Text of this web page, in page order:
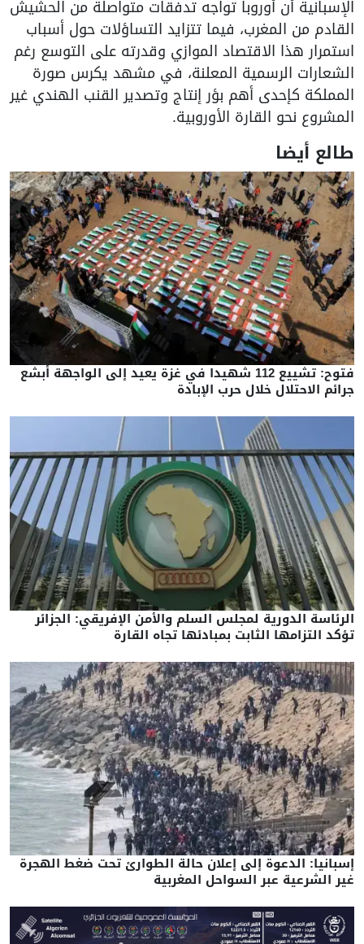
الإسبانية أن أوروبا تواجه تدفقات متواصلة من الحشيش
القادم من المغرب، فيما تتزايد التساؤلات حول أسباب
استمرار هذا الاقتصاد الموازي وقدرته على التوسع رغم
الشعارات الرسمية المعلنة، في مشهد يكرس صورة
المملكة كإحدى أهم بؤر إنتاج وتصدير القنب الهندي غير
المشروع نحو القارة الأوروبية.
طالع أيضا
فتوح: تشييع 112 شهيدا في غزة يعيد إلى الواجهة أبشع
جرائم الاحتلال خلال حرب الإبادة
الرئاسة الدورية لمجلس السلم والأمن الإفريقي: الجزائر
تؤكد التزامها الثابت بمبادئها تجاه القارة
إسبانيا: الدعوة إلى إعلان حالة الطوارئ تحت ضغط الهجرة
غير الشرعية عبر السواحل المغربية